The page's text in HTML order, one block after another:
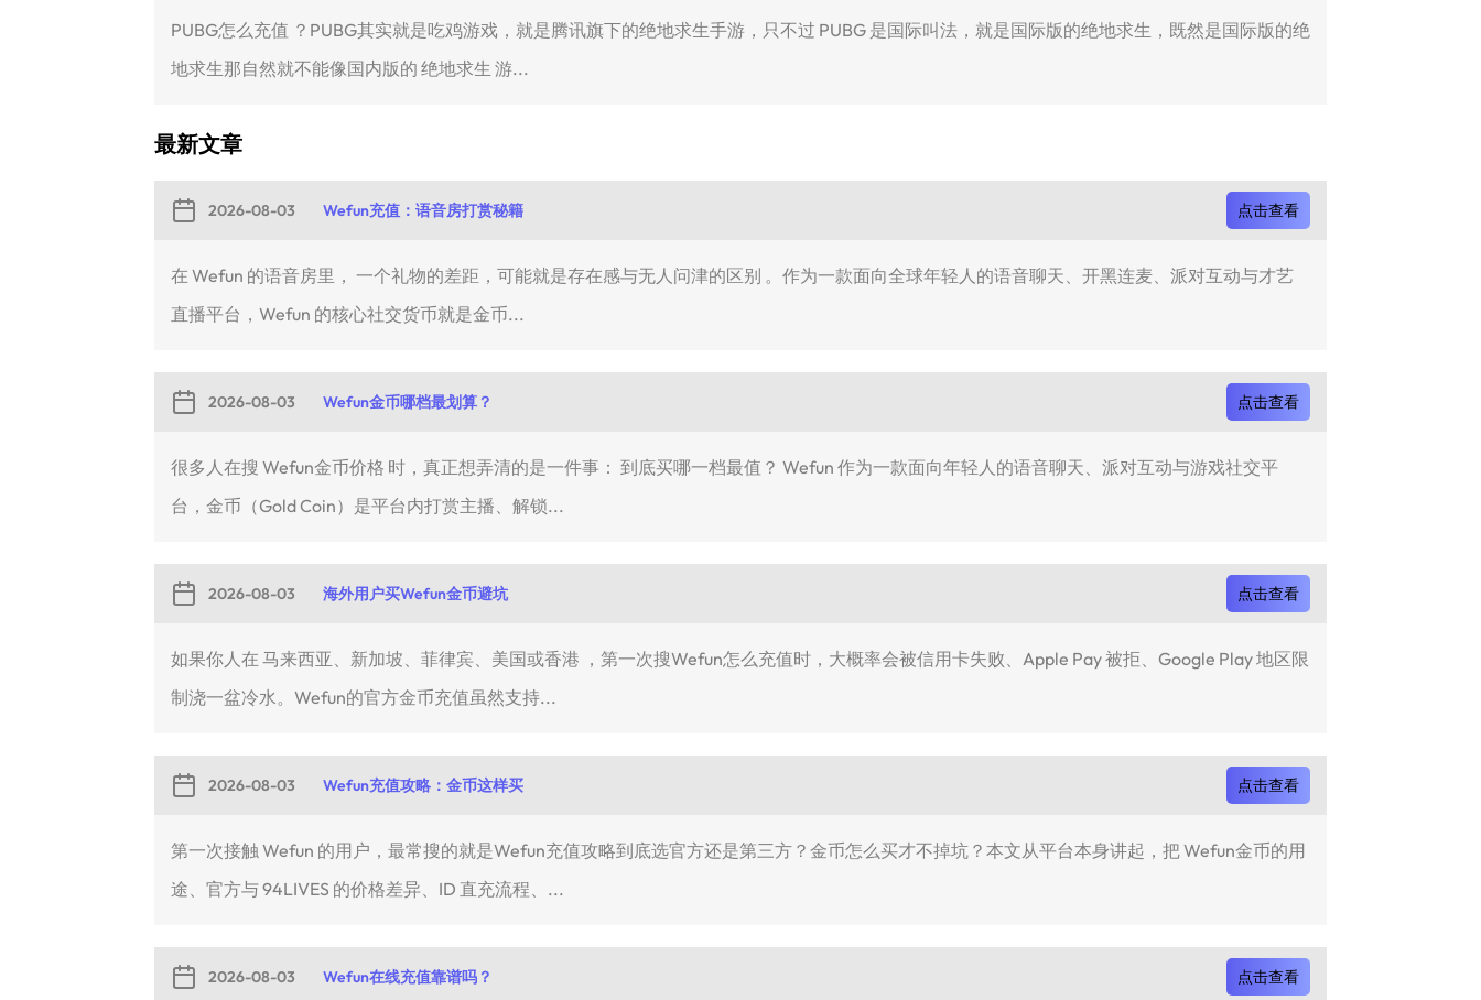
PUBG怎么充值 ？PUBG其实就是吃鸡游戏，就是腾讯旗下的绝地求生手游，只不过 PUBG 是国际叫法，就是国际版的绝地求生，既然是国际版的绝
地求生那自然就不能像国内版的 绝地求生 游...
最新文章
2026-08-03 Wefun充值：语音房打赏秘籍 点击查看
在 Wefun 的语音房里， 一个礼物的差距，可能就是存在感与无人问津的区别 。作为一款面向全球年轻人的语音聊天、开黑连麦、派对互动与才艺
直播平台，Wefun 的核心社交货币就是金币...
2026-08-03 Wefun金币哪档最划算？ 点击查看
很多人在搜 Wefun金币价格 时，真正想弄清的是一件事： 到底买哪一档最值？ Wefun 作为一款面向年轻人的语音聊天、派对互动与游戏社交平
台，金币（Gold Coin）是平台内打赏主播、解锁...
2026-08-03 海外用户买Wefun金币避坑 点击查看
如果你人在 马来西亚、新加坡、菲律宾、美国或香港 ，第一次搜Wefun怎么充值时，大概率会被信用卡失败、Apple Pay 被拒、Google Play 地区限
制浇一盆冷水。Wefun的官方金币充值虽然支持...
2026-08-03 Wefun充值攻略：金币这样买 点击查看
第一次接触 Wefun 的用户，最常搜的就是Wefun充值攻略到底选官方还是第三方？金币怎么买才不掉坑？本文从平台本身讲起，把 Wefun金币的用
途、官方与 94LIVES 的价格差异、ID 直充流程、...
2026-08-03 Wefun在线充值靠谱吗？ 点击查看